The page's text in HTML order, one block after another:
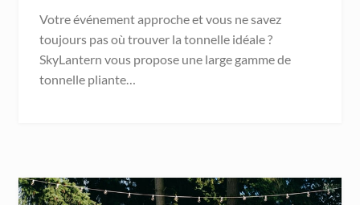
Votre événement approche et vous ne savez
toujours pas où trouver la tonnelle idéale ?
SkyLantern vous propose une large gamme de
tonnelle pliante…